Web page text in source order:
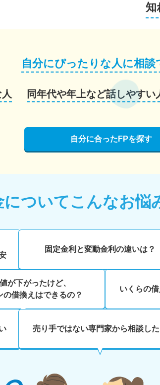
知
自分にぴったりな人に相談
同年代や年上など話しやすい
自分に合ったFPを探す
ついてこんなお悩
固定金利と変動金利の違いは？
が下がったけど、
の借換えはできるの？
いくらの
売り手ではない専門家から相談し